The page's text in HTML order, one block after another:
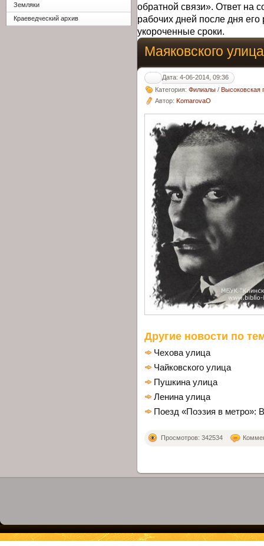
обратной связи». Ответ на
рабочих дней после дня
укороченные сроки.
Маяковского улица
Дата: 4-06-2014, 09:36
Категория: Филиалы / Высоковская
Автор: KomarovaO
Другие новости по
Чехова улица
Чайковского улица
Пушкина улица
Ленина улица
Поезд «Поэзия в метро»:
Просмотров: 342534
Земляки
Краеведческий архив